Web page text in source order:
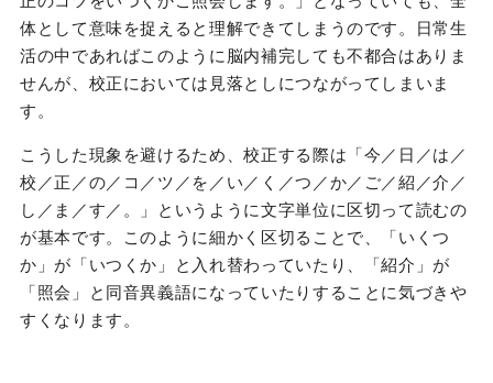
体として意味を捉えると理解できてしまうのです。日常生
活の中であればこのように脳内補完しても不都合はありま
せんが、校正においては見落としにつながってしまいま
す。
こうした現象を避けるため、校正する際は「今／日／は／
校／正／の／コ／ツ／を／い／く／つ／か／ご／紹／介／
し／ま／す／。」というように文字単位に区切って読むの
が基本です。このように細かく区切ることで、「いくつ
か」が「いつくか」と入れ替わっていたり、「紹介」が
「照会」と同音異義語になっていたりすることに気づきや
すくなります。